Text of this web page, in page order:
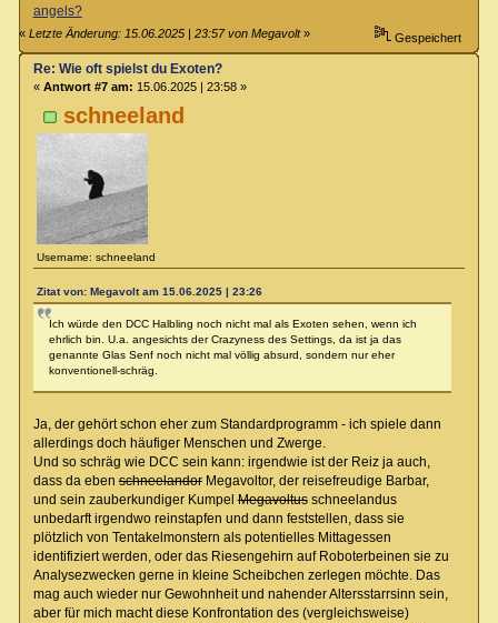
angels?
«Letzte Änderung: 15.06.2025 | 23:57 von Megavolt» Gespeichert
schneeland
Username: schneeland
Re: Wie oft spielst du Exoten?
« Antwort #7 am: 15.06.2025 | 23:58 »
Zitat von: Megavolt am 15.06.2025 | 23:26
Ich würde den DCC Halbling noch nicht mal als Exoten sehen, wenn ich
ehrlich bin. U.a. angesichts der Crazyness des Settings, da ist ja das
genannte Glas Senf noch nicht mal völlig absurd, sondern nur eher
konventionell-schräg.
Ja, der gehört schon eher zum Standardprogramm - ich spiele dann
allerdings doch häufiger Menschen und Zwerge.
Und so schräg wie DCC sein kann: irgendwie ist der Reiz ja auch,
dass da ebenschneelandorMegavoltor, der reisefreudige Barbar,
und sein zauberkundiger KumpelMegavoltusschneelandus
unbedarft irgendwo reinstapfen und dann feststellen, dass sie
plötzlich von Tentakelmonstern als potentielles Mittagessen
identifiziert werden, oder das Riesengehirn auf Roboterbeinen sie zu
Analysezwecken gerne in kleine Scheibchen zerlegen möchte. Das
mag auch wieder nur Gewohnheit und nahender Altersstarrsinn sein,
aber für mich macht diese Konfrontation des (vergleichsweise)